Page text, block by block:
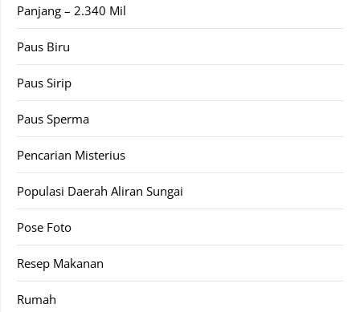
Panjang – 2.340 Mil
Paus Biru
Paus Sirip
Paus Sperma
Pencarian Misterius
Populasi Daerah Aliran Sungai
Pose Foto
Resep Makanan
Rumah